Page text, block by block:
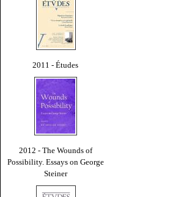
2011 - Études
2012 - The Wounds of
Possibility. Essays on George
Steiner